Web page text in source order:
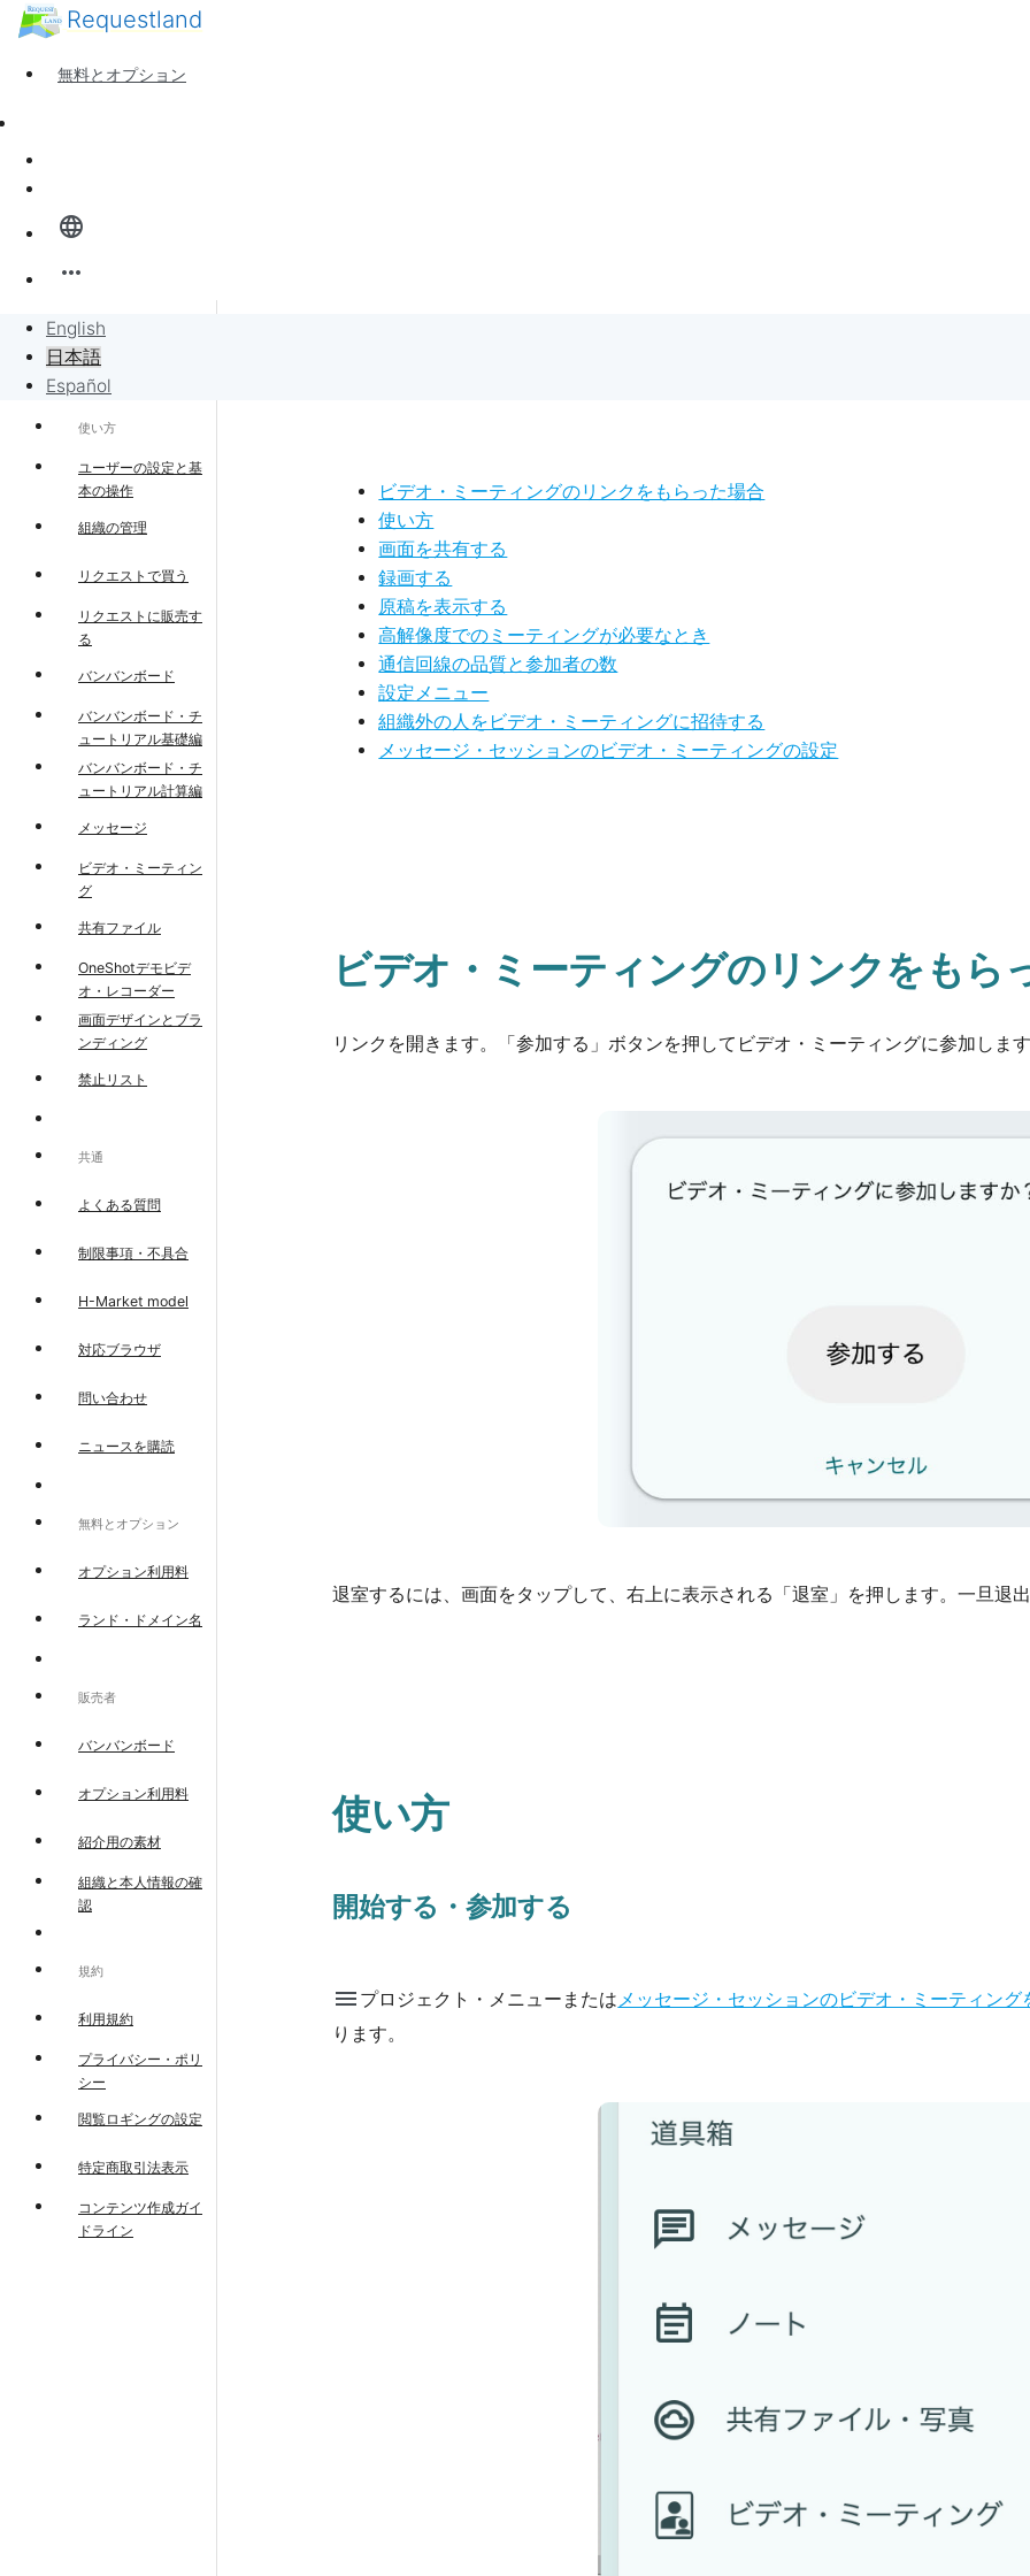
Requestland
無料とオプション
language
more_horiz
English
日本語
Español
リクエスト
リクエストに販売
誰でも参加できます
ピース・アンド・パッションについて
サポート・ホーム
使い方
ユーザーの設定と基
本の操作
組織の管理
リクエストで買う
リクエストに販売す
る
バンバンボード
バンバンボード・チ
ュートリアル基礎編
バンバンボード・チ
ュートリアル計算編
メッセージ
ビデオ・ミーティン
グ
共有ファイル
OneShotデモビデ
オ・レコーダー
画面デザインとブラ
ンディング
禁止リスト
共通
よくある質問
制限事項・不具合
H-Market model
対応ブラウザ
問い合わせ
ニュースを購読
無料とオプション
オプション利用料
ランド・ドメイン名
販売者
バンバンボード
オプション利用料
紹介用の素材
組織と本人情報の確
認
規約
利用規約
プライバシー・ポリ
シー
閲覧ロギングの設定
特定商取引法表示
コンテンツ作成ガイ
ドライン
ビデオ・ミーティングのリンクをもらった場合
使い方
画面を共有する
録画する
原稿を表示する
高解像度でのミーティングが必要なとき
通信回線の品質と参加者の数
設定メニュー
組織外の人をビデオ・ミーティングに招待する
メッセージ・セッションのビデオ・ミーティングの設定
ビデオ・ミーティングのリンクをもら
リンクを開きます。「参加する」ボタンを押してビデオ・ミーティングに参加しま
退室するには、画面をタップして、右上に表示される「退室」を押します。一旦退
使い方
開始する・参加する
menu プロジェクト・メニューまたはメッセージ・セッションのビデオ・ミーティング
ります。